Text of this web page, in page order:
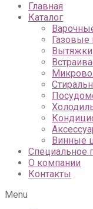
Главная
Каталог
Газовые
Вытяжки
Винные
Специальное
О компании
Контакты
Menu